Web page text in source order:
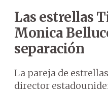
Las estrellas
Monica
separación
La pareja de
director